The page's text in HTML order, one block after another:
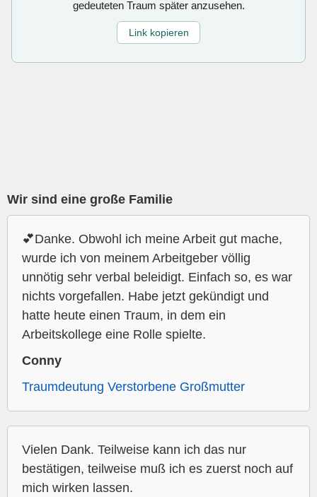
gedeuteten Traum später anzusehen.
Link kopieren
Wir sind eine große Familie
💕Danke. Obwohl ich meine Arbeit gut mache,
wurde ich von meinem Arbeitgeber völlig
unnötig sehr verbal beleidigt. Einfach so, es war
nichts vorgefallen. Habe jetzt gekündigt und
hatte heute einen Traum, in dem ein
Arbeitskollege eine Rolle spielte.
Conny
Traumdeutung Verstorbene Großmutter
Vielen Dank. Teilweise kann ich das nur
bestätigen, teilweise muß ich es zuerst noch auf
mich wirken lassen.